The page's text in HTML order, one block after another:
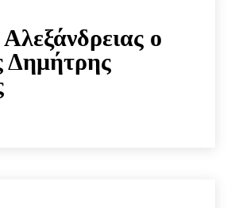
ο
Δημήτρης